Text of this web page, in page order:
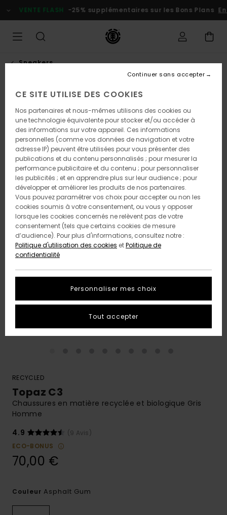
l'information
VENTE FLASH -25% supplémentaires sur les Bons Plans
Sneakers
RECYCLED
Topaz C3
Chaussures en matière recyclée et biologique Gris
Homme
4.9
(9 Avis)
ECO-BONUS
70,00 €
Couleur Asphalt Gum
CE SITE UTILISE DES COOKIES
Nos partenaires et nous-mêmes utilisons des cookies ou
une technologie équivalente pour stocker et/ou accéder à
des informations sur votre appareil. Ces informations
personnelles (comme vos données de navigation et votre
adresse IP) peuvent être utilisées pour vous présenter des
publications et du contenu personnalisés ; pour mesurer la
performance publicitaire et du contenu ; pour personnaliser
les publicités ; et en apprendre plus sur leur audience ; pour
développer et améliorer les produits de nos partenaires.
Vous pouvez paramétrer vos choix pour accepter ou non les
cookies soumis à votre consentement, ou vous y opposer
lorsque les cookies concernés ne relèvent pas de votre
consentement (tels que certains cookies de mesure
d’audience). Pour plus d'informations, consultez notre :
Politique d'utilisation des cookies etPolitique de
confidentialité
Personnaliser mes choix
Continuer sans accepter
Tout accepter